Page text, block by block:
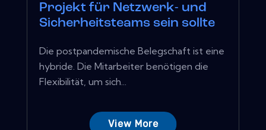
Projekt für Netzwerk- und
Sicherheitsteams sein sollte
Die postpandemische Belegschaft ist eine
hybride. Die Mitarbeiter benötigen die
Flexibilität, um sich...
View More